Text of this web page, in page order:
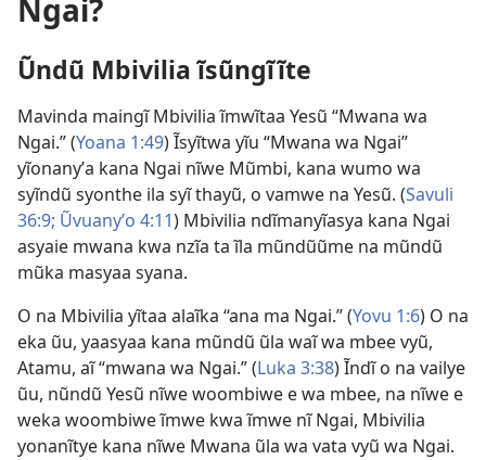
Ngai?
Ũndũ Mbivilia ĩsũngĩĩte
Mavinda maingĩ Mbivilia ĩmwĩtaa Yesũ “Mwana wa
Ngai.” (Yoana 1:49) Ĩsyĩtwa yĩu “Mwana wa Ngai”
yĩonanyʼa kana Ngai nĩwe Mũmbi, kana wumo wa
syĩndũ syonthe ila syĩ thayũ, o vamwe na Yesũ. (Savuli
36:9; Ũvuanyʼo 4:11) Mbivilia ndĩmanyĩasya kana Ngai
asyaie mwana kwa nzĩa ta ĩla mũndũũme na mũndũ
mũka masyaa syana.
O na Mbivilia yĩtaa alaĩka “ana ma Ngai.” (Yovu 1:6) O na
eka ũu, yaasyaa kana mũndũ ũla waĩ wa mbee vyũ,
Atamu, aĩ “mwana wa Ngai.” (Luka 3:38) Ĩndĩ o na vailye
ũu, nũndũ Yesũ nĩwe woombiwe e wa mbee, na nĩwe e
weka woombiwe ĩmwe kwa ĩmwe nĩ Ngai, Mbivilia
yonanĩtye kana nĩwe Mwana ũla wa vata vyũ wa Ngai.